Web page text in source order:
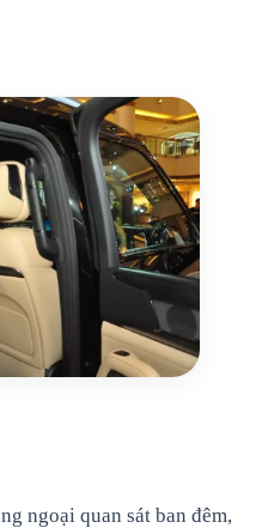
ngoại quan sát ban đêm,